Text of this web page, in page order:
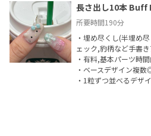
長さ出し10本
所要時間190分
・埋め尽くし(半埋め
ェック,豹柄など手書
・有料,基本パーツ時
・ベースデザイン複
・1粒ずつ並べるデザ